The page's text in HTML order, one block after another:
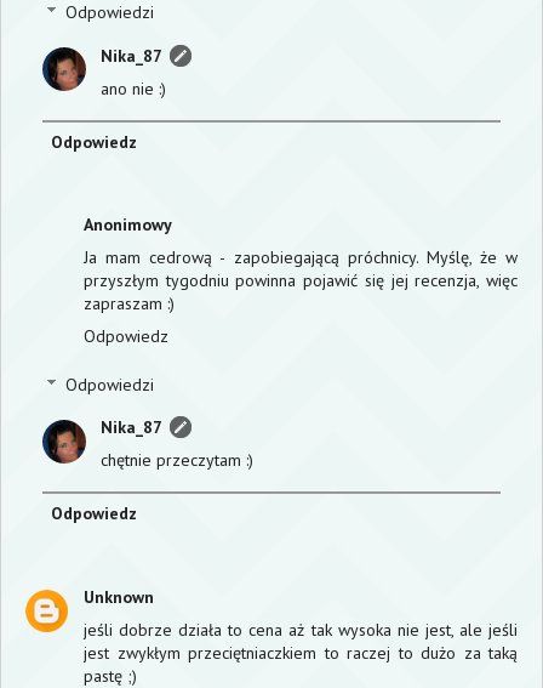
Odpowiedzi
Nika_87
ano nie :)
Odpowiedz
Anonimowy
Ja mam cedrową - zapobiegającą próchnicy. Myślę, że w
przyszłym tygodniu powinna pojawić się jej recenzja, więc
zapraszam :)
Odpowiedz
Odpowiedzi
Nika_87
chętnie przeczytam :)
Odpowiedz
Unknown
jeśli dobrze działa to cena aż tak wysoka nie jest, ale jeśli
jest zwykłym przeciętniaczkiem to raczej to dużo za taką
pastę ;)